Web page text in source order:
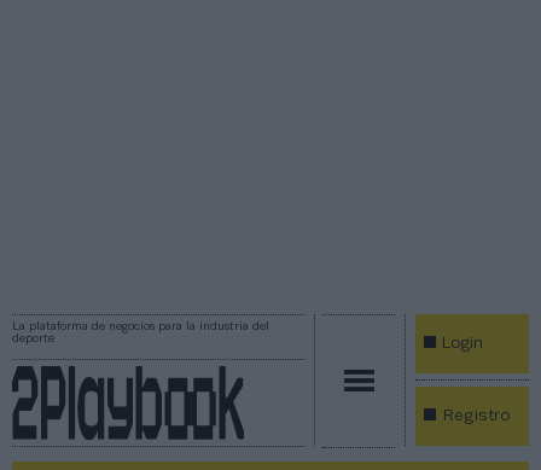
La plataforma de negocios para la industria del
deporte
Login
Registro